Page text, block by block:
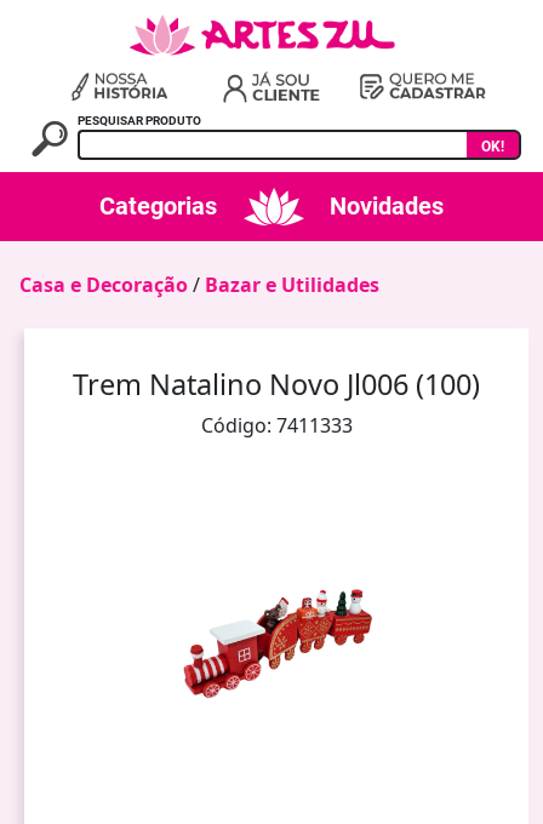
PESQUISAR PRODUTO
OK!
Categorias Novidades
Casa e Decoração/ Bazar e Utilidades
Trem Natalino Novo Jl006 (100)
Código: 7411333